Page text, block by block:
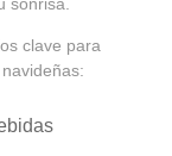
sonrisa.
clave para